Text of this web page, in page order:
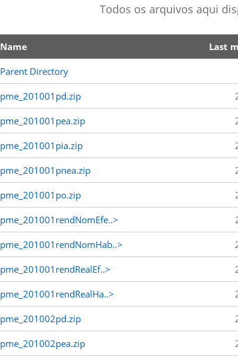
Todos os arquivos aqui
Name Last
Parent Directory
pme_201001pd.zip
pme_201001pea.zip
pme_201001pia.zip
pme_201001pnea.zip
pme_201001po.zip
pme_201001rendNomEfe..>
pme_201001rendNomHab..>
pme_201001rendRealEf..>
pme_201001rendRealHa..>
pme_201002pd.zip
pme_201002pea.zip